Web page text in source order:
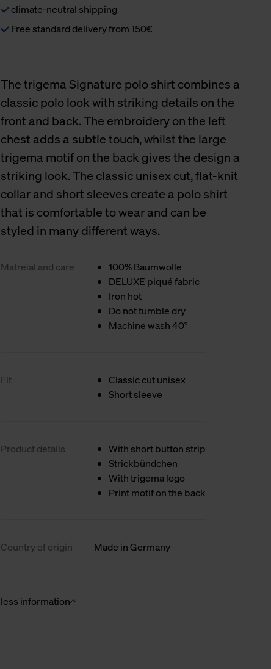
climate-neutral shipping
Free standard delivery from 150€
The trigema Signature polo shirt combines a
classic polo look with striking details on the
front and back. The embroidery on the left
chest adds a subtle touch, whilst the large
trigema motif on the back gives the design a
striking look. The classic unisex cut, flat-knit
collar and short sleeves create a polo shirt
that is comfortable to wear and can be
styled in many different ways.
Matreial and care
100% Baumwolle
DELUXE piqué fabric
Iron hot
Do not tumble dry
Machine wash 40°
Fit
Classic cut unisex
Short sleeve
Product details
With short button strip
Strickbündchen
With trigema logo
Print motif on the back
Country of origin Made in Germany
less information